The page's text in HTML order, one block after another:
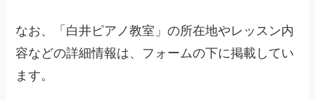
なお、「白井ピアノ教室」の所在地やレッスン内
容などの詳細情報は、フォームの下に掲載してい
ます。